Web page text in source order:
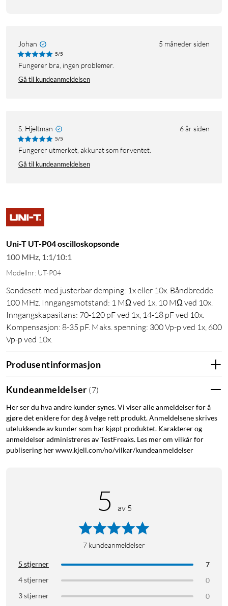
Johan 5 måneder siden
5/5
Fungerer bra, ingen problemer.
Gå til kundeanmeldelsen
S. Hjeltman 6 år siden
5/5
Fungerer utmerket, akkurat som forventet.
Gå til kundeanmeldelsen
Uni-T UT-P04 oscilloskopsonde
100 MHz, 1:1/10:1
Modellnr: UT-P04
Sondesett med justerbar demping: 1x eller 10x. Båndbredde
100 MHz. Inngangsmotstand: 1 MΩ ved 1x, 10 MΩ ved 10x.
Inngangskapasitans: 70-120 pF ved 1x, 14-18 pF ved 10x.
Kompensasjon: 8-35 pF. Maks. spenning: 300 Vp-p ved 1x, 600
Vp-p ved 10x.
Produsentinformasjon
Kundeanmeldelser (7)
Her ser du hva andre kunder synes. Vi viser alle anmeldelser for å
gjøre det enklere for deg å velge rett produkt. Anmeldelsene skrives
utelukkende av kunder som har kjøpt produktet. Karakterer og
anmeldelser administreres av TestFreaks. Les mer om vilkår for
publisering her www.kjell.com/no/vilkar/kundeanmeldelser
5 av 5
7 kundeanmeldelser
5 stjerner
7
4 stjerner
0
3 stjerner
0